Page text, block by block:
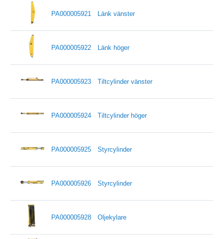
PA000005921 Länk vänster
PA000005922 Länk höger
PA000005923 Tiltcylinder vänster
PA000005924 Tiltcylinder höger
PA000005925 Styrcylinder
PA000005926 Styrcylinder
PA000005928 Oljekylare